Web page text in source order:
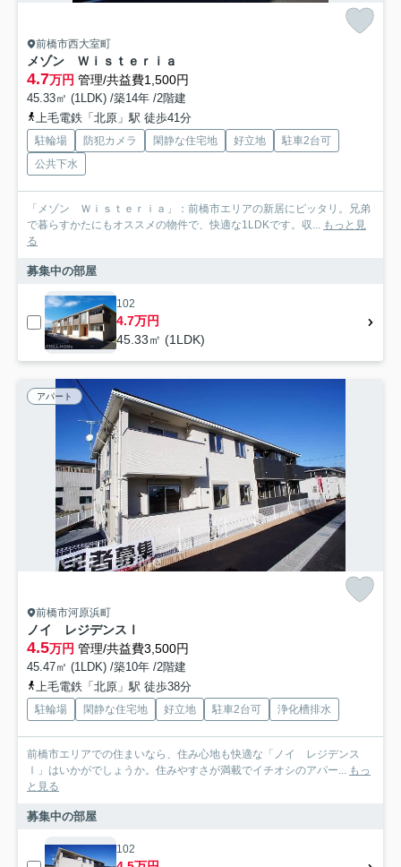
前橋市西大室町
メゾン Ｗｉｓｔｅｒｉａ
4.7万円 管理/共益費1,500円
45.33㎡ (1LDK) /築14年 /2階建
上毛電鉄「北原」駅 徒歩41分
駐輪場 防犯カメラ 閑静な住宅地 好立地
駐車2台可
公共下水
「メゾン Ｗｉｓｔｅｒｉａ」：前橋市エリアの新居にピッタリ。兄弟
で暮らすかたにもオススメの物件で、快適な1LDKです。収... もっと見
る
募集中の部屋
102
4.7万円
45.33㎡ (1LDK)
アパート
前橋市河原浜町
ノイ レジデンスⅠ
4.5万円 管理/共益費3,500円
45.47㎡ (1LDK) /築10年 /2階建
上毛電鉄「北原」駅 徒歩38分
駐輪場 閑静な住宅地 好立地 駐車2台可 浄化槽排水
前橋市エリアでの住まいなら、住み心地も快適な「ノイ レジデンス
Ⅰ」はいかがでしょうか。住みやすさが満載でイチオシのアパー... もっ
と見る
募集中の部屋
102